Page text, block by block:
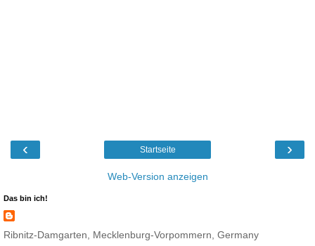
‹ ›
Startseite
Web-Version anzeigen
Das bin ich!
Ribnitz-Damgarten, Mecklenburg-Vorpommern, Germany